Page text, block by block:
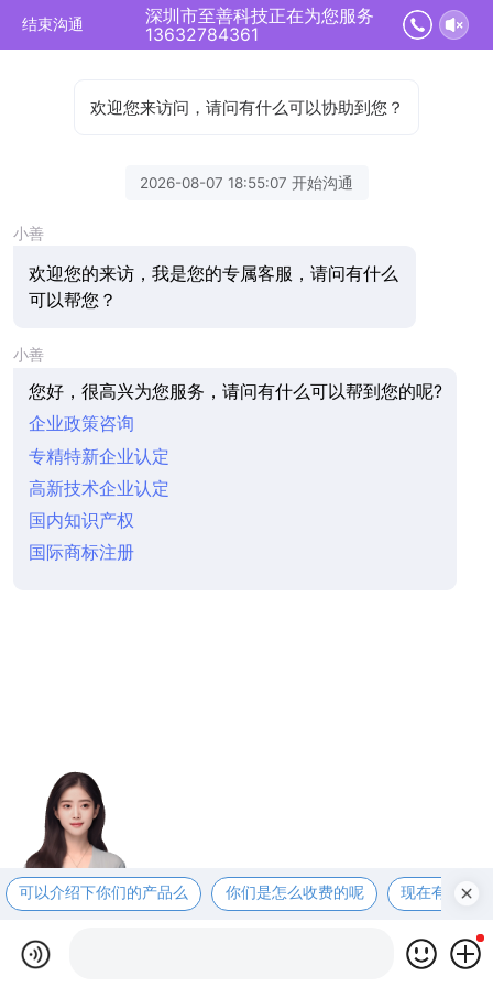
结束沟通
深圳市至善科技正在为您服务
13632784361
欢迎您来访问，请问有什么可以协助到您？
2026-08-07 18:55:07 开始沟通
小善
欢迎您的来访，我是您的专属客服，请问有什么
可以帮您？
小善
您好，很高兴为您服务，请问有什么可以帮到您的呢?
企业政策咨询
专精特新企业认定
高新技术企业认定
国内知识产权
国际商标注册
可以介绍下你们的产品么 你们是怎么收费的呢 现在有优惠